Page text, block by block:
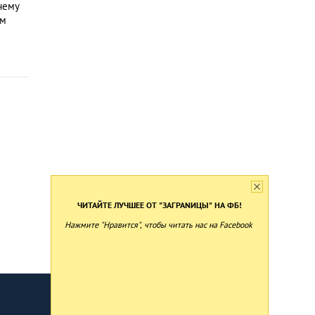
ЧИТАЙТЕ ЛУЧШЕЕ ОТ "ЗАГРАNИЦЫ" НА ФБ!
Нажмите "Нравится", чтобы читать нас на Facebook